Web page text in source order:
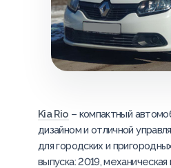
Kia Rio – компактный
дизайном и отличной
для городских и
выпуска: 2019,